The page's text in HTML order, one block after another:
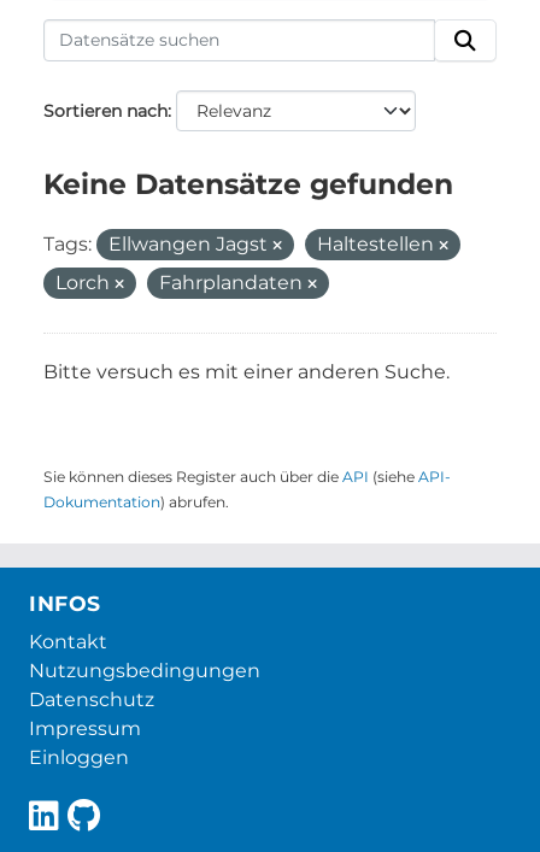
Sortieren nach
Keine Datensätze gefunden
Tags: Ellwangen Jagst
Haltestellen
Lorch
Fahrplandaten
Bitte versuch es mit einer anderen Suche.
Sie können dieses Register auch über die API (siehe API-
Dokumentation) abrufen.
INFOS
Kontakt
Nutzungsbedingungen
Datenschutz
Impressum
Einloggen